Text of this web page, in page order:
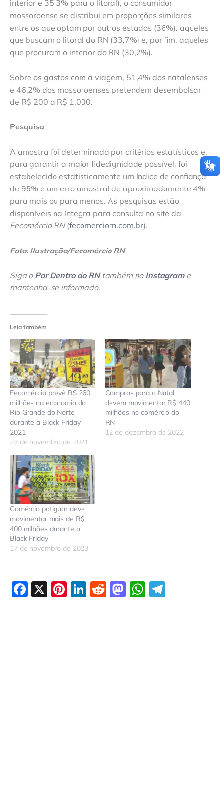
interior e 35,3% para o litoral), o consumidor
mossoroense se distribui em proporções similares
entre os que optam por outros estados (36%), aqueles
que buscam o litoral do RN (33,7%) e, por fim, aqueles
que procuram o interior do RN (30,2%).
Sobre os gastos com a viagem, 51,4% dos natalenses
e 46,2% dos mossoroenses pretendem desembolsar
de R$ 200 a R$ 1.000.
Pesquisa
A amostra foi determinada por critérios estatísticos e,
para garantir a maior fidedignidade possível, foi
estabelecido estatisticamente um índice de confiança
de 95% e um erro amostral de aproximadamente 4%
para mais ou para menos. As pesquisas estão
disponíveis na íntegra para consulta no site da
Fecomércio RN(fecomerciorn.com.br).
Foto: Ilustração/Fecomércio RN
Siga o Por Dentro do RNtambém no Instagrame
mantenha-se informado.
Leia também
Fecomércio prevê R$ 260
milhões na economia do
Rio Grande do Norte
durante a Black Friday
2021
23 de novembro de 2021
Compras para o Natal
devem movimentar R$ 440
milhões no comércio do
RN
12 de dezembro de 2022
Comércio potiguar deve
movimentar mais de R$
400 milhões durante a
Black Friday
17 de novembro de 2023
Facebook
X Pinterest
LinkedIn
Reddit
Mastodon